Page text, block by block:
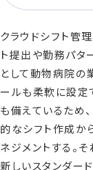
クラウドシフト管
ト提出や勤務パタ
として動物病院の
ールも柔軟に設定
も備えているため
的なシフト作成か
ネジメントする。
新しいスタンダード